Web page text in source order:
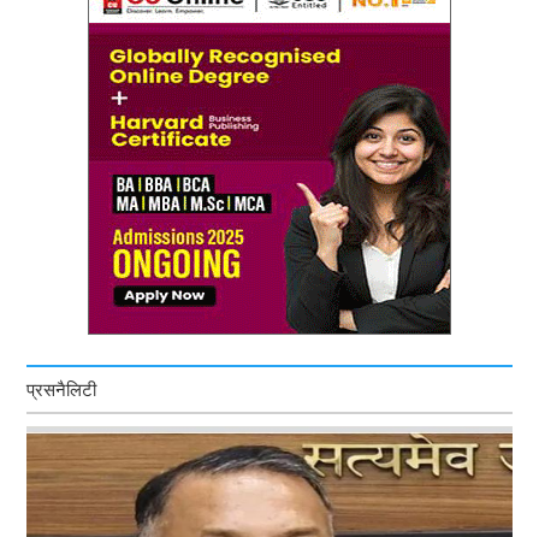
प्रसनैलिटी